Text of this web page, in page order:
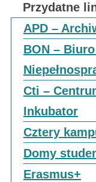
Przydatne
APD –
BON –
Cti –
Inkubator
Cztery
Domy
Erasmus+